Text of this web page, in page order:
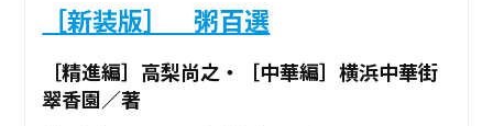
［新装版］ 粥百選
［精進編］高梨尚之・［中華編］横浜中華街
翠香園／著